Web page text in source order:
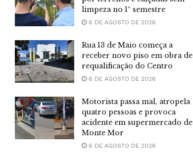
limpeza no 1º semestre
6 DE AGOSTO DE 2026
Rua 13 de Maio começa a
receber novo piso em obra de
requalificação do Centro
6 DE AGOSTO DE 2026
Motorista passa mal, atropela
quatro pessoas e provoca
acidente em supermercado de
Monte Mor
6 DE AGOSTO DE 2026